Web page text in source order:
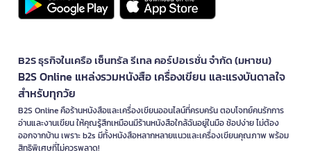
B2S ธุรกิจในเครือ เซ็นทรัล รีเทล คอร์ปอเรชั่น จำกัด (มหาชน)
B2S Online แหล่งรวมหนังสือ เครื่องเขียน และแรงบันดาลใจ
สำหรับทุกวัย
B2S Online คือร้านหนังสือและเครื่องเขียนออนไลน์ที่ครบครัน ตอบโจทย์คนรักการ
อ่านและงานเขียน ให้คุณรู้สึกเหมือนมีร้านหนังสือใกล้ฉันอยู่ในมือ ช้อปง่าย ไม่ต้อง
ออกจากบ้าน เพราะ b2s มีทั้งหนังสือหลากหลายแนวและเครื่องเขียนคุณภาพ พร้อม
สิทธิพิเศษที่ไม่ควรพลาด!